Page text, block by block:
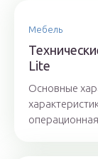
Мебель
Lite
Основные